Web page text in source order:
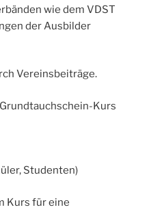
wie dem VDST
der Ausbilder
Vereinsbeiträge.
Kurs
Studenten)
Kurs für eine